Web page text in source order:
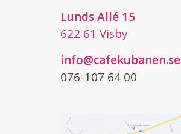
Lunds Allé 15
622 61 Visby
info@cafekubanen.se
076-107 64 00